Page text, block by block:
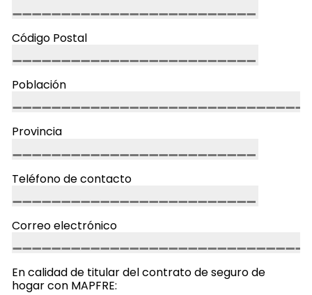
Código Postal
Población
Provincia
Teléfono de contacto
Correo electrónico
En calidad de titular del contrato de seguro de
hogar con MAPFRE: